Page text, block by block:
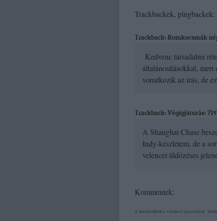
Trackbackek, pingbackek:
Trackback: Romkocsmák
Kedvenc társadalmi
általánosításokkal,
vonatkozik az írás, de
Trackback: Végigjátszás:
A Shanghai Chase
Indy-készletem, de a
velencei üldözéses
Kommentek:
A hozzászólások a vonatkozó jogszabályok